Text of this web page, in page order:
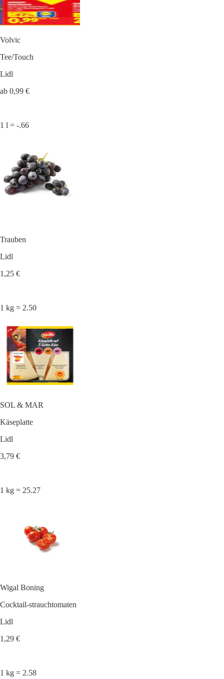
Volvic
Tee/Touch
Lidl
ab 0,99 €
1 l = -.66
Trauben
Lidl
1,25 €
1 kg = 2.50
SOL & MAR
Käseplatte
Lidl
3,79 €
1 kg = 25.27
Wigal Boning
Cocktail-strauchtomaten
Lidl
1,29 €
1 kg = 2.58